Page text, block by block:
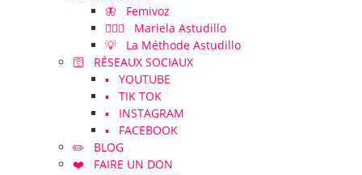
🦋 Femivoz
👱🏻‍♀️ Mariela Astudillo
💡 La Méthode Astudillo
🛜 RÉSEAUX SOCIAUX
▪️ YOUTUBE
▪️ TIK TOK
▪️ INSTAGRAM
▪️ FACEBOOK
✏️ BLOG
❤️ FAIRE UN DON